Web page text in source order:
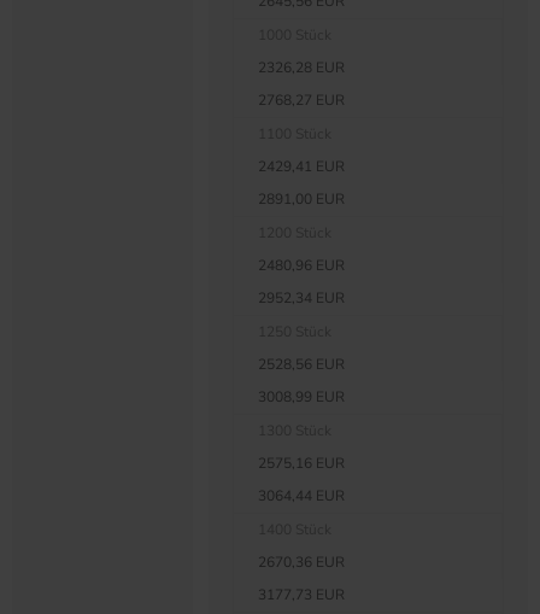
2326,28 EUR
2768,27 EUR
2429,41 EUR
2891,00 EUR
2480,96 EUR
2952,34 EUR
2528,56 EUR
3008,99 EUR
2575,16 EUR
3064,44 EUR
2670,36 EUR
3177,73 EUR